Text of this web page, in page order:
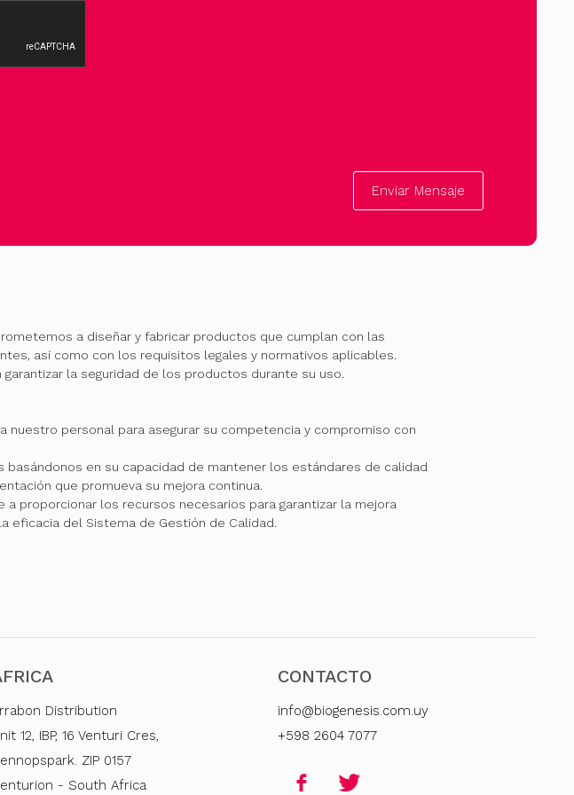
Enviar Mensaje
a diseñar y fabricar productos que cumplan con las
así como con los requisitos legales y normativos aplicables.
la seguridad de los productos durante su uso.
nuestro personal para asegurar su competencia y compromiso con
basándonos en su capacidad de mantener los estándares de calidad
que promueva su mejora continua.
a proporcionar los recursos necesarios para garantizar la mejora
eficacia del Sistema de Gestión de Calidad.
Distribution
12, IBP, 16 Venturi Cres,
ZIP 0157
- South Africa
CONTACTO
info@biogenesis.com.uy
+598 2604 7077